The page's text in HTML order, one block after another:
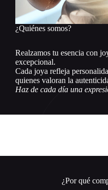
¿Quiénes somos?
Realzamos tu esencia con
excepcional.
Cada joya refleja
quienes valoran la
Haz de cada día una
¿Por qué